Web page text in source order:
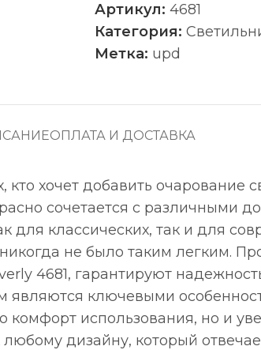
Артикул: 4681
Категория:
Метка: upd
ОПЛАТА И ДОСТАВКА
хочет добавить очарование
сочетается с различными
для классических, так и для
не было таким легким.
4681, гарантируют
являются ключевыми
комфорт использования, но и
дизайну, который